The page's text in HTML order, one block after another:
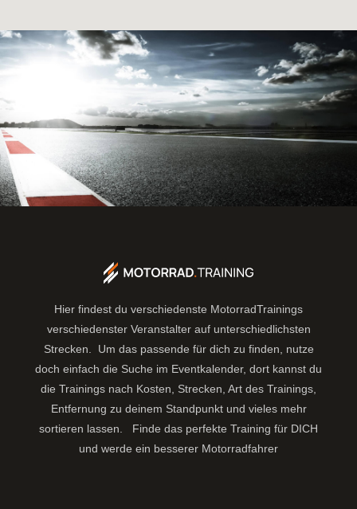
Hier findest du verschiedenste MotorradTrainings
verschiedenster Veranstalter auf unterschiedlichsten
Strecken. Um das passende für dich zu finden, nutze
doch einfach die Suche im Eventkalender, dort kannst du
die Trainings nach Kosten, Strecken, Art des Trainings,
Entfernung zu deinem Standpunkt und vieles mehr
sortieren lassen. Finde das perfekte Training für DICH
und werde ein besserer Motorradfahrer